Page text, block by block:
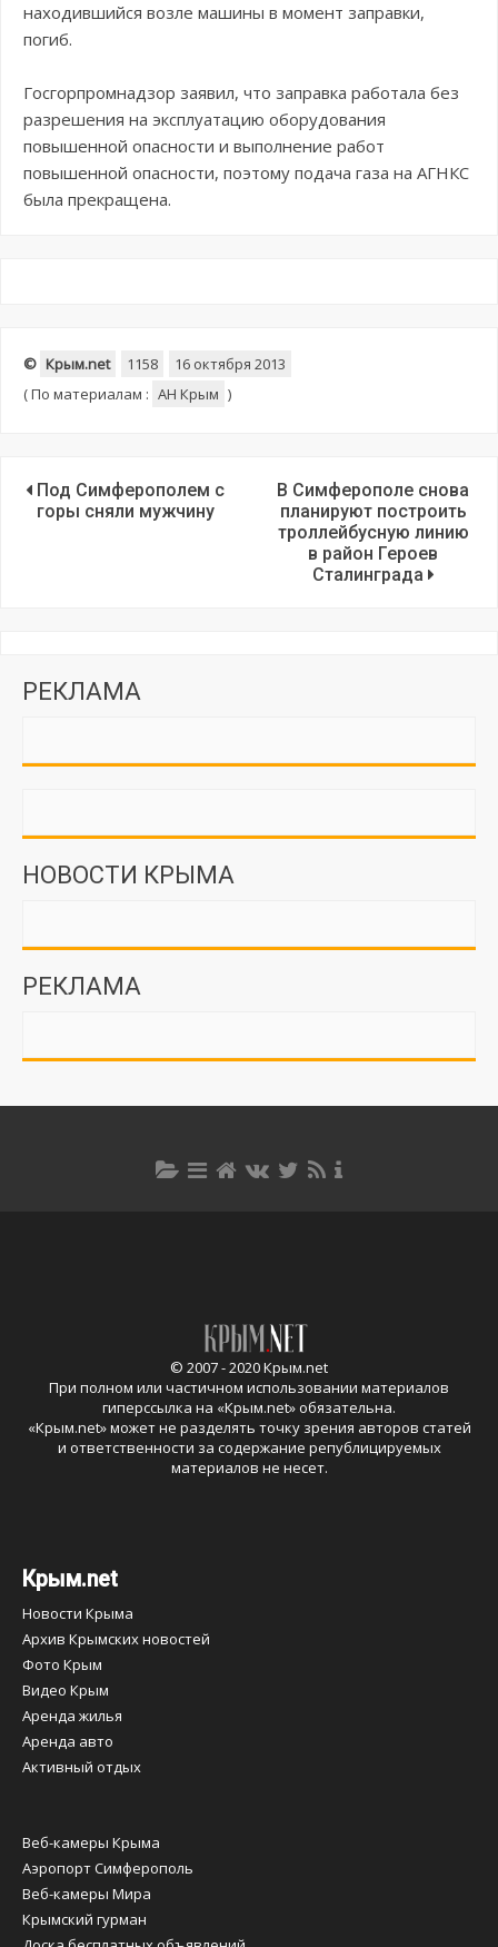
находившийся возле машины в момент заправки,
погиб.
Госгорпромнадзор заявил, что заправка работала без
разрешения на эксплуатацию оборудования
повышенной опасности и выполнение работ
повышенной опасности, поэтому подача газа на АГНКС
была прекращена.
© Крым.net 1158
16 октября 2013
(По материалам : АН Крым )
Под Симферополем с
горы сняли мужчину
В Симферополе снова
планируют построить
троллейбусную линию
в район Героев
Сталинграда
РЕКЛАМА
НОВОСТИ КРЫМА
РЕКЛАМА
© 2007 - 2020 Крым.net
При полном или частичном использовании материалов
гиперссылка на «Крым.net» обязательна.
«Крым.net» может не разделять точку зрения авторов статей
и ответственности за содержание републицируемых
материалов не несет.
Крым.net
Новости Крыма
Архив Крымских новостей
Фото Крым
Видео Крым
Аренда жилья
Аренда авто
Активный отдых
Веб-камеры Крыма
Аэропорт Симферополь
Веб-камеры Мира
Крымский гурман